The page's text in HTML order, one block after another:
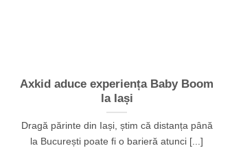
Axkid aduce experiența Baby Boom
la Iași
Dragă părinte din Iași, știm că distanța până
la București poate fi o barieră atunci [...]